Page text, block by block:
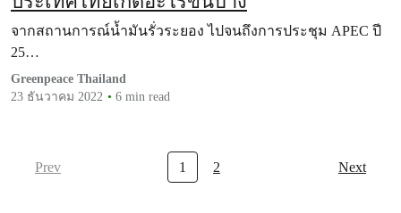
จากสถานการณ์น้ำมันรั่วระยอง ไปจนถึงการประชุม APEC ปี
25…
Greenpeace Thailand
23 ธันวาคม 2022
6 min read
Prev 1 2 Next